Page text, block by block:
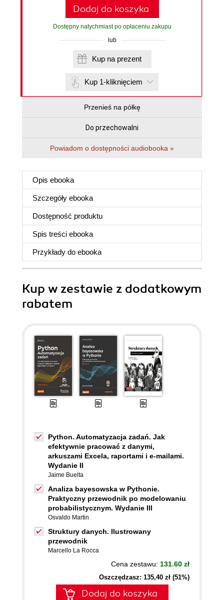
Dodaj do koszyka
Dostępny natychmiast po opłaceniu zakupu
lub
Kup na prezent
Kup 1-kliknięciem
Przenieś na półkę
Do przechowalni
Powiadom o dostępności audiobooka »
Opis ebooka
Szczegóły ebooka
Dostępność produktu
Spis treści ebooka
Przykłady do ebooka
Kup w zestawie z dodatkowym
rabatem
Python. Automatyzacja zadań. Jak
efektywnie pracować z danymi,
arkuszami Excela, raportami i e-mailami.
Wydanie II
Jaime Buelta
Analiza bayesowska w Pythonie.
Praktyczny przewodnik po modelowaniu
probabilistycznym. Wydanie III
Osvaldo Martin
Struktury danych. Ilustrowany
przewodnik
Marcello La Rocca
Cena zestawu: 131.60 zł
Oszczędzasz: 135,40 zł (51%)
Dodaj do koszyka